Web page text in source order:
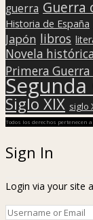
guerra Guerra
Historia de España
Japón libros
Novela histórica
Primera
Siglo XIX siglo
Todos los derechos
Sign In
Login via your site